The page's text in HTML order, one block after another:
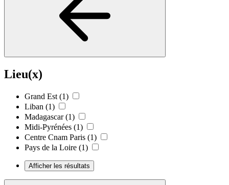
Lieu(x)
Grand Est (1)
Liban (1)
Madagascar (1)
Midi-Pyrénées (1)
Centre Cnam Paris (1)
Pays de la Loire (1)
Afficher les résultats